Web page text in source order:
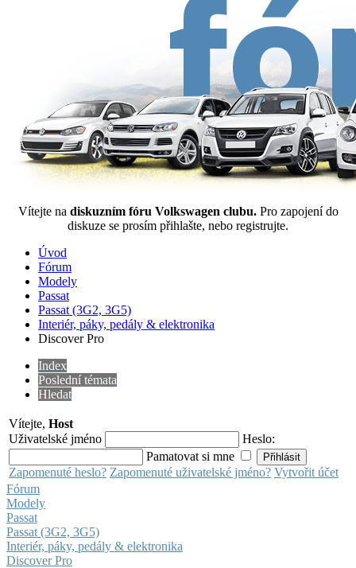
Vítejte na diskuzním fóru Volkswagen clubu. Pro zapojení do
diskuze se prosím přihlašte, nebo registrujte.
Úvod
Fórum
Modely
Passat
Passat (3G2, 3G5)
Interiér, páky, pedály & elektronika
Discover Pro
Index
Poslední témata
Hledat
Vítejte, Host
Uživatelské jméno
Heslo:
Pamatovat si mne
Zapomenuté heslo? Zapomenuté uživatelské jméno? Vytvořit účet
Fórum
Modely
Passat
Passat (3G2, 3G5)
Interiér, páky, pedály & elektronika
Discover Pro